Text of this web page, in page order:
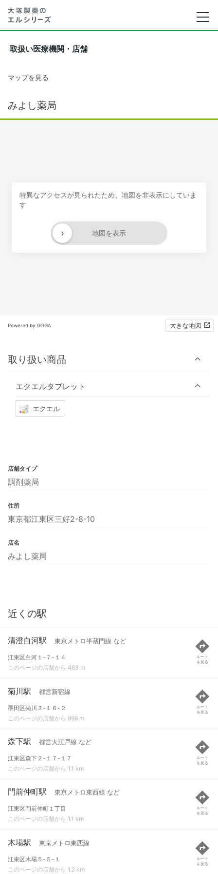
取扱い医療機関・店舗
マップを見る
みよし薬局
特異なアクセスが見られたため、地図を非表示にしていま
す
地図を表示
›
Powered by GOGA 大きな地図
取り扱い商品
エクエルタブレット
エクエル
店舗タイプ
調剤薬局
住所
東京都江東区三好2-8-10
店名
みよし薬局
近くの駅
清澄白河駅 東京メトロ半蔵門線 など
江東区白河１-７-１４
このページの店舗から 463 m
ルート
を見る
菊川駅 都営新宿線
墨田区菊川３-１６-２
このページの店舗から 999 m
ルート
を見る
森下駅 都営大江戸線 など
江東区森下２-１７-１７
このページの店舗から 1.1 km
ルート
を見る
門前仲町駅 東京メトロ東西線 など
江東区門前仲町１丁目
このページの店舗から 1.1 km
ルート
を見る
木場駅 東京メトロ東西線
江東区木場５-５-１
このページの店舗から 1.2 km
ルート
を見る